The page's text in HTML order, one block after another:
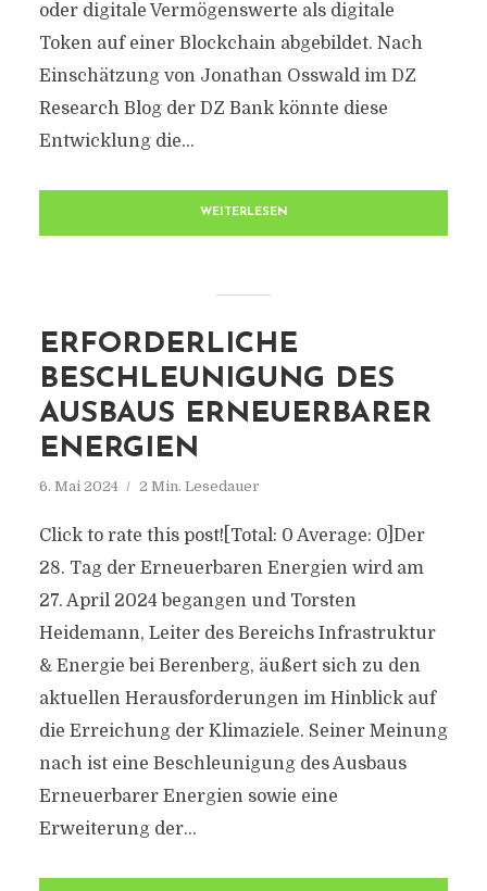
oder digitale Vermögenswerte als digitale
Token auf einer Blockchain abgebildet. Nach
Einschätzung von Jonathan Osswald im DZ
Research Blog der DZ Bank könnte diese
Entwicklung die...
WEITERLESEN
ERFORDERLICHE
BESCHLEUNIGUNG DES
AUSBAUS ERNEUERBARER
ENERGIEN
6. Mai 2024 2 Min. Lesedauer
Click to rate this post![Total: 0 Average: 0]Der
28. Tag der Erneuerbaren Energien wird am
27. April 2024 begangen und Torsten
Heidemann, Leiter des Bereichs Infrastruktur
& Energie bei Berenberg, äußert sich zu den
aktuellen Herausforderungen im Hinblick auf
die Erreichung der Klimaziele. Seiner Meinung
nach ist eine Beschleunigung des Ausbaus
Erneuerbarer Energien sowie eine
Erweiterung der...